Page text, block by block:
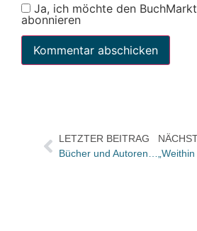
Ja, ich möchte den
abonnieren
LETZTER BEITRAG
Bücher und Autoren am Dienstag in den Feuilletons – und ein Literaturpreis von Charlie Hebdo